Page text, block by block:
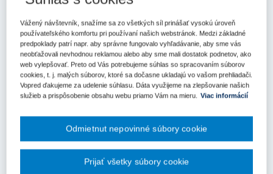
Bratislava – 10. decembra 2023 - Podrobnosti o výzve v celkovej
výške 51 miliónov eur predstaví všetkým záujemcom 13.
decembra 2023 informačný deň, ktorý pripravuje Ministerstvo
investícií, regionálneho rozvoja a informatizácie (MIRRI) SR
v spolup...
zameriava na vodozádržné opatrenia a na
ochranu pred povodňami
Bratislava - 30. novembra 2023 - Ministerstvo životného prostredia
SR dnes vyhlásilo ďalšiu výzvu na čerpanie finančných
Vážený návštevník, snažíme sa zo všetkých síl prinášať vysokú úroveň
používateľského komfortu pri používaní našich webstránok. Medzi základné
predpoklady patrí napr. aby správne fungovalo vyhľadávanie, aby sme vás
neobťažovali nevhodnou reklamou alebo aby sme mali dostatok podnetov, ako
web vylepšovať. Preto od Vás potrebujeme súhlas so spracovaním súborov
cookies, t. j. malých súborov, ktoré sa dočasne ukladajú vo vašom prehliadači.
Vopred ďakujeme za udelenie súhlasu. Dáta využijeme na zlepšovanie našich
služieb a prispôsobenie obsahu webu priamo Vám na mieru. Viac informácií
Odmietnut nepovinné súbory cookie
Prijať všetky súbory cookie